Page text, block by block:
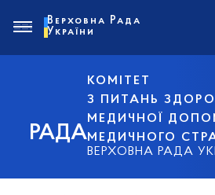
РАДА
КОМІТЕТ
З ПИТАНЬ
МЕДИЧНОЇ
МЕДИЧНОГО
ВЕРХОВНА РАДА
Верховна Рада
України